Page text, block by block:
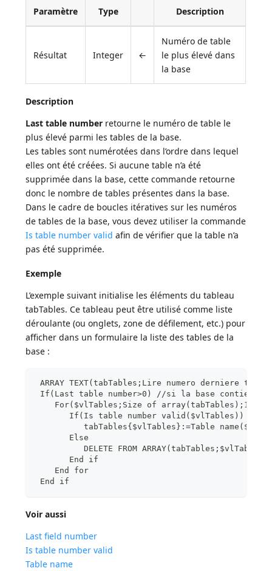
Paramètre Type Description
Résultat Integer ←
Numéro de table
le plus élevé dans
la base
Description
Last table number retourne le numéro de table le
plus élevé parmi les tables de la base.
Les tables sont numérotées dans l’ordre dans lequel
elles ont été créées. Si aucune table n’a été
supprimée dans la base, cette commande retourne
donc le nombre de tables présentes dans la base.
Dans le cadre de boucles itératives sur les numéros
de tables de la base, vous devez utiliser la commande
Is table number valid afin de vérifier que la table n’a
pas été supprimée.
Exemple
L’exemple suivant initialise les éléments du tableau
tabTables. Ce tableau peut être utilisé comme liste
déroulante (ou onglets, zone de défilement, etc.) pour
afficher dans un formulaire la liste des tables de la
base :
ARRAY TEXT(tabTables;Lire numero derniere
If(Last table number>0) //si la base contient
For($vlTables;Size of array(tabTables);1;-1)
If(Is table number valid($vlTables))
tabTables{$vlTables}:=Table
Else
DELETE FROM ARRAY(tabTables;$vlTables)
End if
End for
End if
Voir aussi
Last field number
Is table number valid
Table name